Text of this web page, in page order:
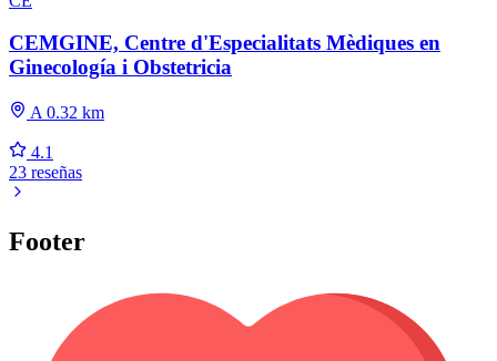
CEMGINE, Centre d'Especialitats Mèdiques en
Ginecología i Obstetricia
A 0.32 km
4.1
23 reseñas
Footer